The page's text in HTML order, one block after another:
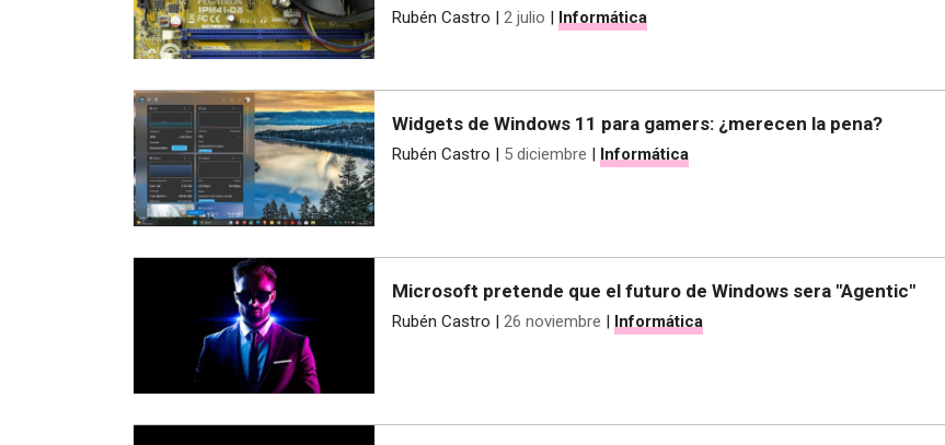
Rubén Castro 2 julio Informática
Widgets de Windows 11 para gamers: ¿merecen la pena?
Rubén Castro | 5 diciembre | Informática
Microsoft pretende que el futuro de Windows sera "Agentic"
Rubén Castro | 26 noviembre | Informática